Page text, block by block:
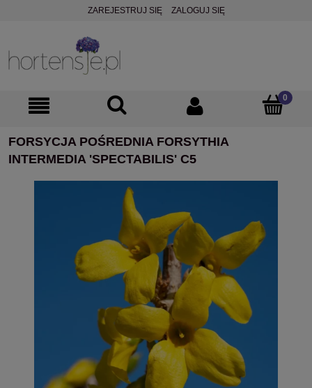
ZAREJESTRUJ SIĘ ZALOGUJ SIĘ
FORSYCJA POŚREDNIA FORSYTHIA
INTERMEDIA 'SPECTABILIS' C5